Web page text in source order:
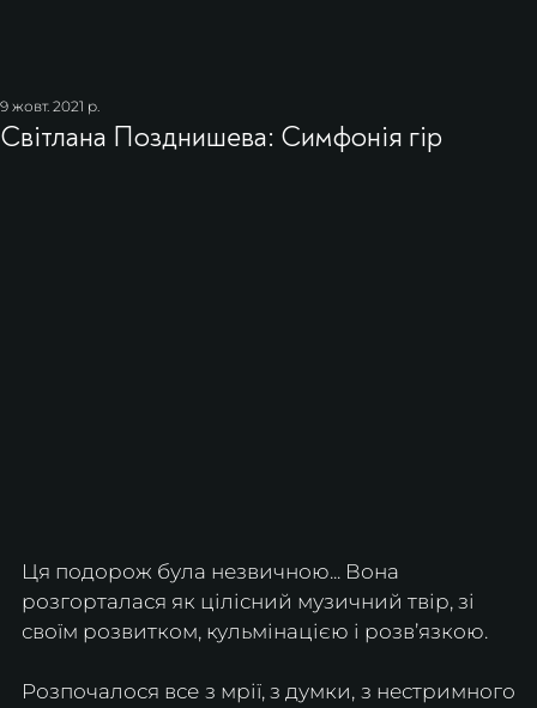
Світлана Позднишева: Симфонія гір
9 жовт. 2021 р.
Ця подорож була незвичною... Вона
розгорталася як цілісний музичний твір, зі
своїм розвитком, кульмінацією і розв’язкою.
Розпочалося все з мрії, з думки, з нестримного